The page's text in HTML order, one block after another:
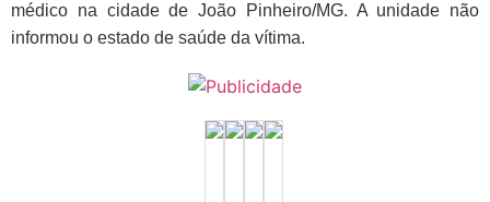
médico na cidade de João Pinheiro/MG. A unidade não
informou o estado de saúde da vítima.